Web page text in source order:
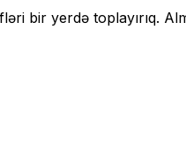
bir yerdə toplayırıq.